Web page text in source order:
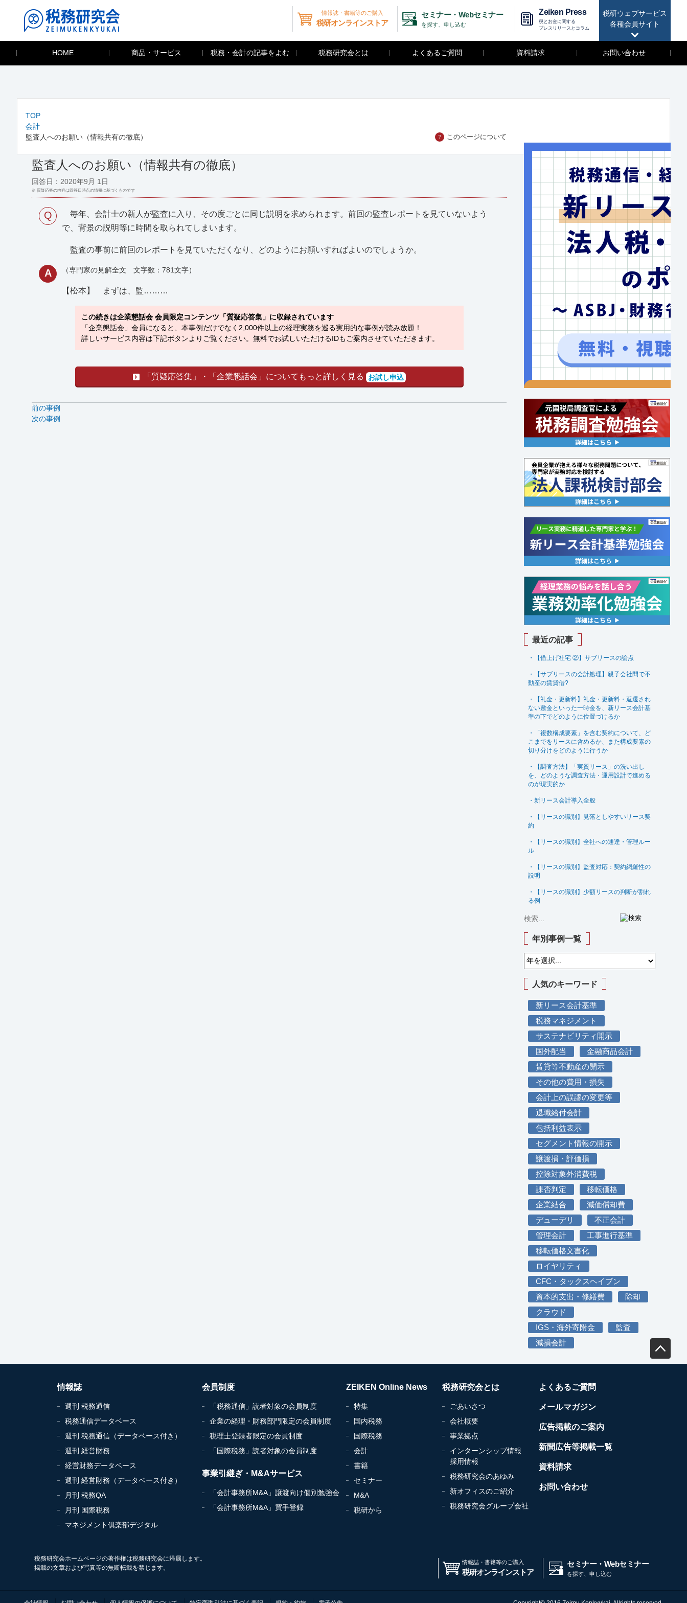
税研ウェブサービス
各種会員サイト
情報誌・書籍等のご購入
税研オンラインストア
セミナー・Webセミナー
を探す、申し込む
Zeiken Press
税とお金に関する
プレスリリースとコラム
HOME 商品・サービス 税務・会計の記事をよむ 税務研究会とは よくあるご質問 資料請求 お問い合わせ
TOP
会計
監査人へのお願い（情報共有の徹底）
？ このページについて
監査人へのお願い（情報共有の徹底）
回答日：2020年9月 1日
※ 質疑応答の内容は回答日時点の情報に基づくものです
Q
毎年、会計士の新人が監査に入り、その度ごとに同じ説明を求められます。前回の監査レポートを見ていないよう
で、背景の説明等に時間を取られてしまいます。
監査の事前に前回のレポートを見ていただくなり、どのようにお願いすればよいのでしょうか。
A （専門家の見解全文 文字数：781文字）
【松本】 まずは、監………
この続きは企業懇話会 会員限定コンテンツ「質疑応答集」に収録されています
「企業懇話会」会員になると、本事例だけでなく2,000件以上の経理実務を巡る実用的な事例が読み放題！
詳しいサービス内容は下記ボタンよりご覧ください。無料でお試しいただけるIDもご案内させていただきます。
「質疑応答集」・「企業懇話会」についてもっと詳しく見る お試し申込
前の事例
次の事例
最近の記事
・【借上げ社宅 ②】サブリースの論点
・【サブリースの会計処理】親子会社間で不
動産の賃貸借?
・【礼金・更新料】礼金・更新料・返還され
ない敷金といった一時金を、新リース会計基
準の下でどのように位置づけるか
・「複数構成要素」を含む契約について、ど
こまでをリースに含めるか、また構成要素の
切り分けをどのように行うか
・【調査方法】「実質リース」の洗い出し
を、どのような調査方法・運用設計で進める
のが現実的か
・新リース会計導入全般
・【リースの識別】見落としやすいリース契
約
・【リースの識別】全社への通達・管理ルー
ル
・【リースの識別】監査対応：契約網羅性の
説明
・【リースの識別】少額リースの判断が割れ
る例
年別事例一覧
人気のキーワード
新リース会計基準
税務マネジメント
サステナビリティ開示
国外配当
金融商品会計
賃貸等不動産の開示
その他の費用・損失
会計上の誤謬の変更等
退職給付会計
包括利益表示
セグメント情報の開示
譲渡損・評価損
控除対象外消費税
課否判定
移転価格
企業結合
減価償却費
デューデリ
不正会計
管理会計
工事進行基準
移転価格文書化
ロイヤリティ
CFC・タックスヘイブン
資本的支出・修繕費
除却
クラウド
IGS・海外寄附金
監査
減損会計
情報誌
週刊 税務通信
税務通信データベース
週刊 税務通信（データベース付き）
週刊 経営財務
経営財務データベース
週刊 経営財務（データベース付き）
月刊 税務QA
月刊 国際税務
マネジメント俱楽部デジタル
会員制度
「税務通信」読者対象の会員制度
企業の経理・財務部門限定の会員制度
税理士登録者限定の会員制度
「国際税務」読者対象の会員制度
事業引継ぎ・M&Aサービス
「会計事務所M&A」譲渡向け個別勉強会
「会計事務所M&A」買手登録
ZEIKEN Online News
特集
国内税務
国際税務
会計
書籍
セミナー
M&A
税研から
税務研究会とは
ごあいさつ
会社概要
事業拠点
インターンシップ情報
採用情報
税務研究会のあゆみ
新オフィスのご紹介
税務研究会グループ会社
よくあるご質問
メールマガジン
広告掲載のご案内
新聞広告等掲載一覧
資料請求
お問い合わせ
税務研究会ホームページの著作権は税務研究会に帰属します。
掲載の文章および写真等の無断転載を禁じます。
情報誌・書籍等のご購入
税研オンラインストア
セミナー・Webセミナー
を探す、申し込む